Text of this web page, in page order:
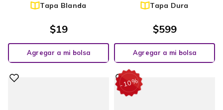
Tapa Blanda
$19
Agregar a mi bolsa
Tapa Dura
$599
Agregar a mi bolsa
-10%